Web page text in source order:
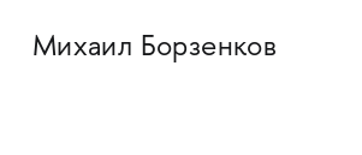
Михаил Борзенков